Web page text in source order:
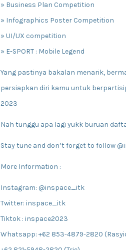
» Business Plan Competition
» Infographics Poster Competition
» UI/UX competition
» E-SPORT : Mobile Legend
Yang pastinya bakalan menarik,
persiapkan diri kamu untuk
2023
Nah tunggu apa lagi yukk buruan
Stay tune and don’t forget to follow
More Information :
Instagram: @inspace_itk
Twitter: inspace_itk
Tiktok : inspace2023
Whatsapp: +62 853-4879-2820